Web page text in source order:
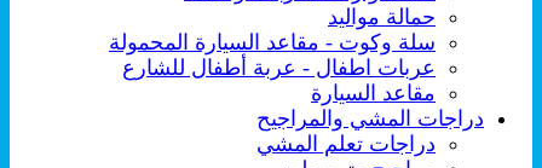
حمالة مواليد
سلة وكوت - مقاعد السيارة المحمولة
عربات اطفال - عربة أطفال للشارع
مقاعد السيارة
دراجات المشي والمراجيح
دراجات تعلم المشي